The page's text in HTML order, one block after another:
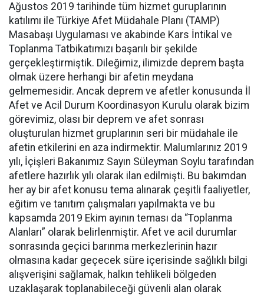
Ağustos 2019 tarihinde tüm hizmet guruplarının
katılımı ile Türkiye Afet Müdahale Planı (TAMP)
Masabaşı Uygulaması ve akabinde Kars İntikal ve
Toplanma Tatbikatımızı başarılı bir şekilde
gerçekleştirmiştik. Dileğimiz, ilimizde deprem başta
olmak üzere herhangi bir afetin meydana
gelmemesidir. Ancak deprem ve afetler konusunda İl
Afet ve Acil Durum Koordinasyon Kurulu olarak bizim
görevimiz, olası bir deprem ve afet sonrası
oluşturulan hizmet gruplarının seri bir müdahale ile
afetin etkilerini en aza indirmektir. Malumlarınız 2019
yılı, İçişleri Bakanımız Sayın Süleyman Soylu tarafından
afetlere hazırlık yılı olarak ilan edilmişti. Bu bakımdan
her ay bir afet konusu tema alınarak çeşitli faaliyetler,
eğitim ve tanıtım çalışmaları yapılmakta ve bu
kapsamda 2019 Ekim ayının teması da “Toplanma
Alanları” olarak belirlenmiştir. Afet ve acil durumlar
sonrasında geçici barınma merkezlerinin hazır
olmasına kadar geçecek süre içerisinde sağlıklı bilgi
alışverişini sağlamak, halkın tehlikeli bölgeden
uzaklaşarak toplanabileceği güvenli alan olarak